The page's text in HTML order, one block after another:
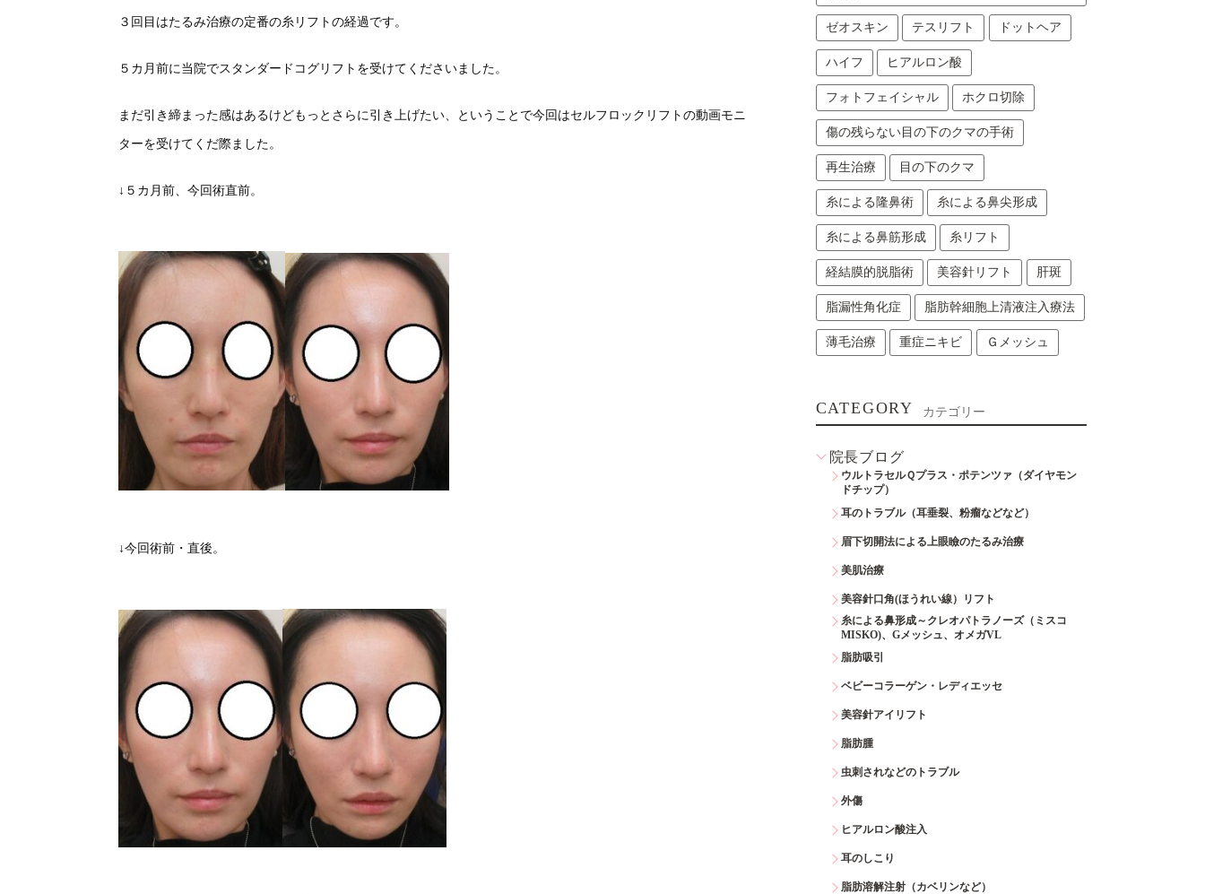
３回目はたるみ治療の定番の糸リフトの経過です。
５カ月前に当院でスタンダードコグリフトを受けてくださいました。
まだ引き締まった感はあるけどもっとさらに引き上げたい、ということで今回はセルフロックリフトの動画モニ
ターを受けてくだ際ました。
↓５カ月前、今回術直前。
↓今回術前・直後。
ゼオスキン テスリフト ドットヘア
ハイフ ヒアルロン酸
フォトフェイシャル ホクロ切除
傷の残らない目の下のクマの手術
再生治療 目の下のクマ
糸による隆鼻術 糸による鼻尖形成
糸による鼻筋形成 糸リフト
経結膜的脱脂術 美容針リフト 肝斑
脂漏性角化症 脂肪幹細胞上清液注入療法
薄毛治療 重症ニキビ Ｇメッシュ
CATEGORY カテゴリー
院長ブログ
ウルトラセルＱプラス・ポテンツァ（ダイヤモン
ドチップ）
耳のトラブル（耳垂裂、粉瘤などなど）
眉下切開法による上眼瞼のたるみ治療
美肌治療
美容針口角(ほうれい線）リフト
糸による鼻形成～クレオパトラノーズ（ミスコ
MISKO)、Gメッシュ、オメガVL
脂肪吸引
ベビーコラーゲン・レディエッセ
美容針アイリフト
脂肪腫
虫刺されなどのトラブル
外傷
ヒアルロン酸注入
耳のしこり
脂肪溶解注射（カベリンなど）